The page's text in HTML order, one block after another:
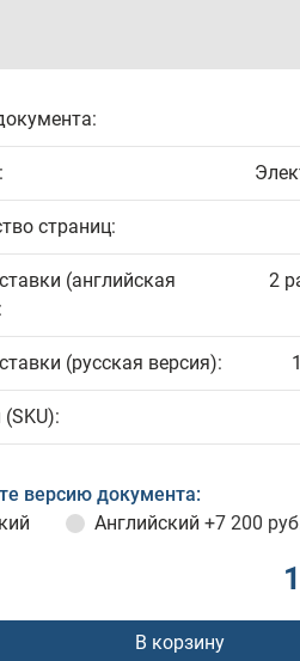
страниц:
(английская
2
(русская версия):
версию документа:
Английский +7 200
В корзину